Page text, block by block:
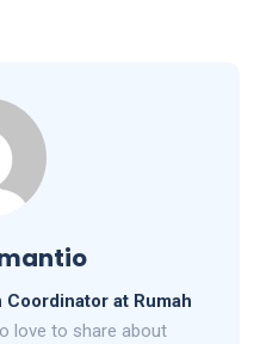
at Rumah
love to share about